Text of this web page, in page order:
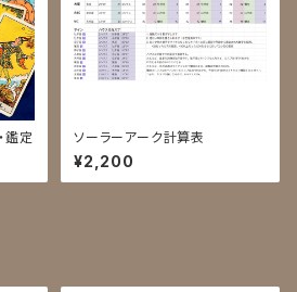
鑑定 ソーラーアーク計算表
¥2,200